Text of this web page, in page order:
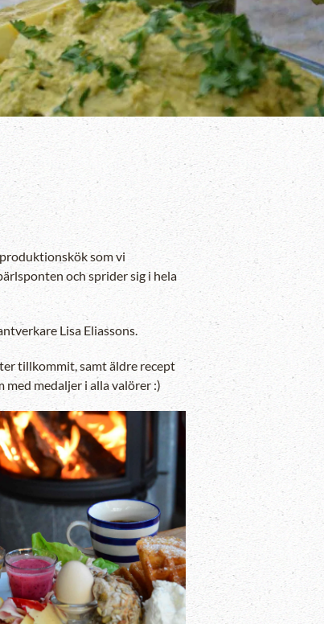
som vi
och sprider sig i hela
Lisa Eliassons.
tillkommit, samt äldre recept
medaljer i alla valörer :)
Zooma in